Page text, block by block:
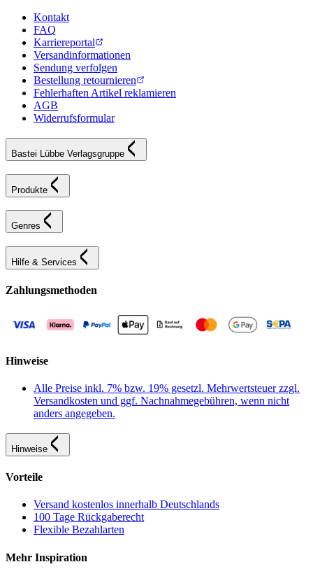
Kontakt
FAQ
Karriereportal
Versandinformationen
Sendung verfolgen
Bestellung retournieren
Fehlerhaften Artikel reklamieren
AGB
Widerrufsformular
Bastei Lübbe Verlagsgruppe
Produkte
Genres
Hilfe & Services
Zahlungsmethoden
Hinweise
Alle Preise inkl. 7% bzw. 19% gesetzl. Mehrwertsteuer zzgl.
Versandkosten und ggf. Nachnahmegebühren, wenn nicht
anders angegeben.
Hinweise
Vorteile
Versand kostenlos innerhalb Deutschlands
100 Tage Rückgaberecht
Flexible Bezahlarten
Mehr Inspiration